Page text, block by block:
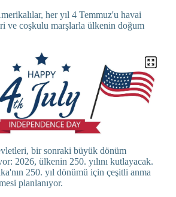
her yıl 4 Temmuz'u havai
ve coşkulu marşlarla ülkenin doğum
bir sonraki büyük dönüm
2026, ülkenin 250. yılını kutlayacak.
250. yıl dönümü için çeşitli anma
planlanıyor.